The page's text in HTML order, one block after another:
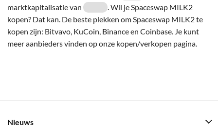
marktkapitalisatie van
. Wil je Spaceswap MILK2
kopen? Dat kan. De beste plekken om Spaceswap MILK2 te
kopen zijn: Bitvavo, KuCoin, Binance en Coinbase. Je kunt
meer aanbieders vinden op onze kopen/verkopen pagina.
Nieuws